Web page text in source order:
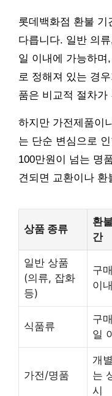
롯데백화점 환불 기
다릅니다. 일반 의
일 이내에 가능하며
로 정해져 있는 경
품은 비교적 절차가
하지만 가전제품이
는 단순 변심으로
100만원이 넘는 명
견되면 교환이나 환
상품 종류
환
간
일반 상품
(의류, 잡화
등)
구
이내
식품류
구
일
가전/명품
개
는
시